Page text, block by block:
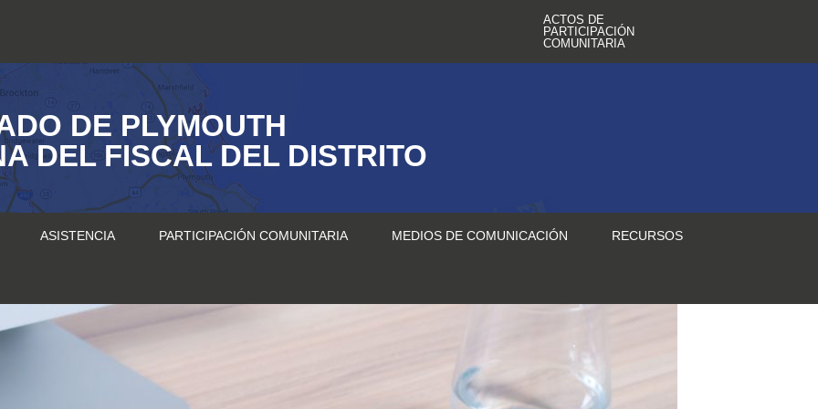
ACTOS DE
PARTICIPACIÓN
COMUNITARIA
DE PLYMOUTH
DEL FISCAL DEL DISTRITO
ASISTENCIA PARTICIPACIÓN COMUNITARIA MEDIOS DE COMUNICACIÓN RECURSOS